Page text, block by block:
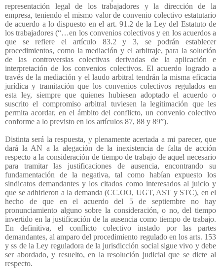
representación legal de los trabajadores y la dirección de la
empresa, teniendo el mismo valor de convenio colectivo estatutario
de acuerdo a lo dispuesto en el art. 91.2 de la Ley del Estatuto de
los trabajadores (“…en los convenios colectivos y en los acuerdos a
que se refiere el artículo 83.2 y 3, se podrán establecer
procedimientos, como la mediación y el arbitraje, para la solución
de las controversias colectivas derivadas de la aplicación e
interpretación de los convenios colectivos. El acuerdo logrado a
través de la mediación y el laudo arbitral tendrán la misma eficacia
jurídica y tramitación que los convenios colectivos regulados en
esta ley, siempre que quienes hubiesen adoptado el acuerdo o
suscrito el compromiso arbitral tuviesen la legitimación que les
permita acordar, en el ámbito del conflicto, un convenio colectivo
conforme a lo previsto en los artículos 87, 88 y 89”).
Distinta será la respuesta, y plenamente acertada a mi parecer, que
dará la AN a la alegación de la inexistencia de falta de acción
respecto a la consideración de tiempo de trabajo de aquel necesario
para tramitar las justificaciones de ausencia, encontrando su
fundamentación de la negativa, tal como habían expuesto los
sindicatos demandantes y los citados como interesados al juicio y
que se adhirieron a la demanda (CC.OO, UGT, AST y STC), en el
hecho de que en el acuerdo del 5 de septiembre no hay
pronunciamiento alguno sobre la consideración, o no, del tiempo
invertido en la justificación de la ausencia como tiempo de trabajo.
En definitiva, el conflicto colectivo instado por las partes
demandantes, al amparo del procedimiento regulado en los arts. 153
y ss de la Ley reguladora de la jurisdicción social sigue vivo y debe
ser abordado, y resuelto, en la resolución judicial que se dicte al
respecto.